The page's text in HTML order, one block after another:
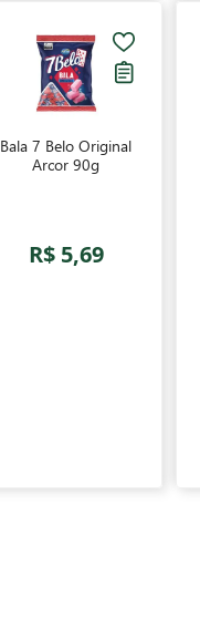
Bala 7 Belo Original
Arcor 90g
R$ 5,69